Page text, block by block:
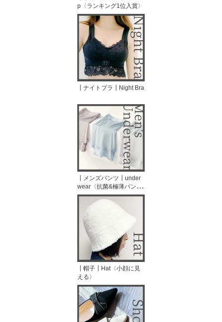
p〈ランキング1位入賞〉
┃ナイトブラ┃Night Bra
┃メンズパンツ┃under
wear〈抗菌&極薄パン
ツ〉
┃帽子┃Hat〈小顔に見
える〉